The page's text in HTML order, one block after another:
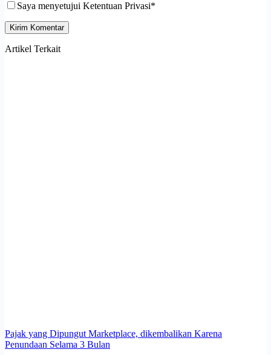
Saya menyetujui Ketentuan Privasi*
Kirim Komentar
Artikel Terkait
Pajak yang Dipungut Marketplace, dikembalikan Karena
Penundaan Selama 3 Bulan